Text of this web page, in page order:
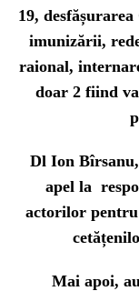
19,
imunizării,
raional,
doar 2 fiind
Dl Ion
apel la
actorilor pentru
Mai apoi,